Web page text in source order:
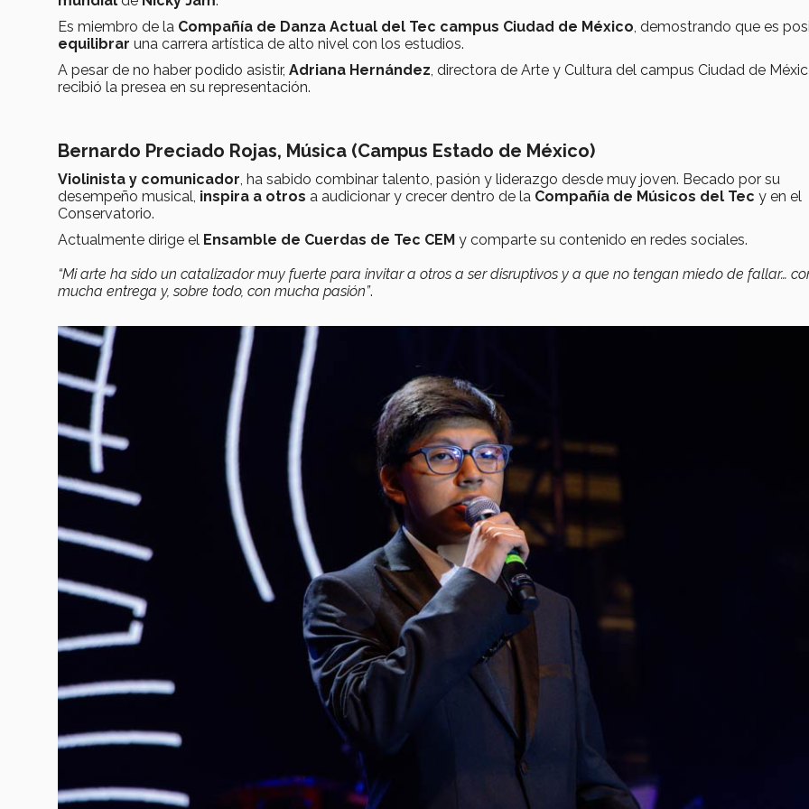
Es miembro de la Compañía de Danza Actual del Tec campus Ciudad de México, demostrando que es
equilibrar una carrera artística de alto nivel con los estudios.
A pesar de no haber podido asistir, Adriana Hernández, directora de Arte y Cultura del campus Ciudad de
recibió la presea en su representación.
Bernardo Preciado Rojas, Música (Campus Estado de México)
Violinista y comunicador, ha sabido combinar talento, pasión y liderazgo desde muy joven. Becado por su
desempeño musical, inspira a otros a audicionar y crecer dentro de la Compañía de Músicos del Tec y en el
Conservatorio.
Actualmente dirige el Ensamble de Cuerdas de Tec CEM y comparte su contenido en redes sociales.
“Mi arte ha sido un catalizador muy fuerte para invitar a otros a ser disruptivos y a que no tengan miedo de fallar…
mucha entrega y, sobre todo, con mucha pasión”.